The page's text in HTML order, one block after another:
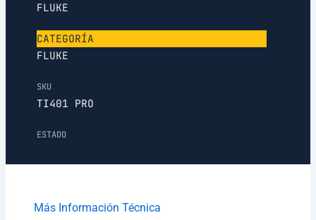
FLUKE
CATEGORÍA
FLUKE
SKU
TI401 PRO
ESTADO
Más Información Técnica